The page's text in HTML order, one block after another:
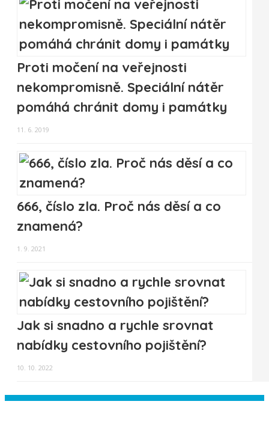
Proti močení na veřejnosti
nekompromisně. Speciální nátěr
pomáhá chránit domy i památky
11. 6. 2019
666, číslo zla. Proč nás děsí a co
znamená?
1. 9. 2021
Jak si snadno a rychle srovnat
nabídky cestovního pojištění?
10. 10. 2022